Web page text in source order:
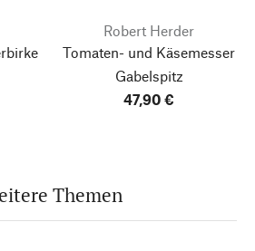
Robert Herder
Tomaten- und Käsemesser
Gabelspitz
47,90 €
Themen